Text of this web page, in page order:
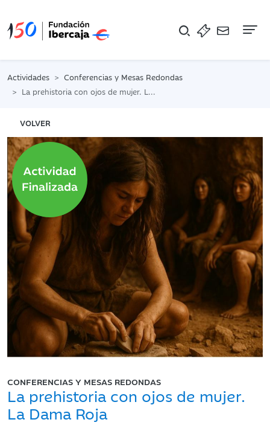
Actividades
Conferencias y Mesas Redondas
La prehistoria con ojos de mujer. La Dama Roja
VOLVER
CONFERENCIAS Y MESAS REDONDAS
La prehistoria con ojos de mujer.
La Dama Roja